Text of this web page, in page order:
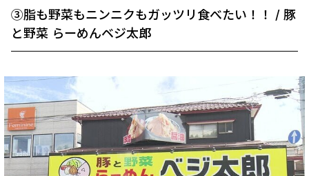
③脂も野菜もニンニクもガッツリ食べたい！！ / 豚
と野菜 らーめんベジ太郎